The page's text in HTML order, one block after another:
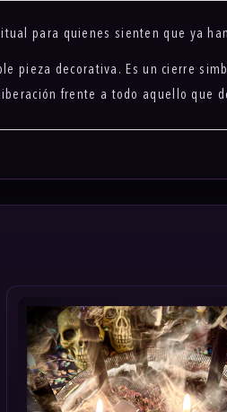
para quienes sienten que ya
pieza decorativa. Es un cierre
liberación frente a todo aquello que